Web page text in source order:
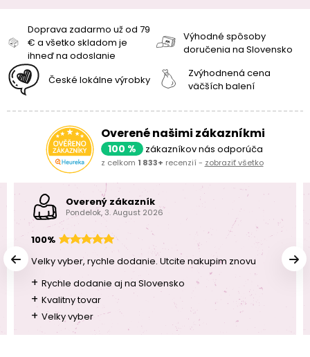
Doprava zadarmo už od 79
€ a všetko skladom je
ihneď na odoslanie
Výhodné spôsoby
doručenia na Slovensko
České lokálne výrobky
Zvýhodnená cena
väčších balení
Overené našimi zákazníkmi
100 % zákazníkov nás odporúča
z celkom 1 833+ recenzií - zobraziť všetko
Overený zákazník
Pondelok, 3. August 2026
100%
Velky vyber, rychle dodanie. Utcite nakupim znovu
+ Rychle dodanie aj na Slovensko
+ Kvalitny tovar
+ Velky vyber